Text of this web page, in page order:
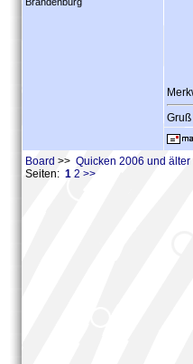
Board >> Quicken 2006 und älter
Seiten: 1 2 >>